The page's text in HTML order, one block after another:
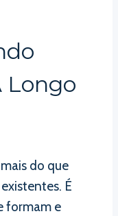
Longo
do que
É
formam e